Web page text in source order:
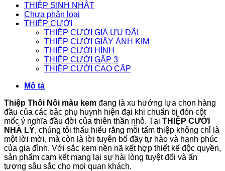
THIỆP SINH NHẬT
Chưa phân loại
THIỆP CƯỚI
THIỆP CƯỚI GIÁ ƯU ĐÃI
THIỆP CƯỚI GIẤY ÁNH KIM
THIỆP CƯỚI HÌNH
THIỆP CƯỚI GẤP 3
THIỆP CƯỚI CAO CẤP
Mô tả
Thiệp Thôi Nôi màu kem đang là xu hướng lựa chọn hàng
đầu của các bậc phụ huynh hiện đại khi chuẩn bị đón cột
mốc ý nghĩa đầu đời của thiên thần nhỏ. Tại THIỆP CƯỚI
NHÀ LỲ, chúng tôi thấu hiểu rằng mỗi tấm thiệp không chỉ là
một lời mời, mà còn là lời tuyên bố đầy tự hào và hạnh phúc
của gia đình. Với sắc kem nền nã kết hợp thiết kế độc quyền,
sản phẩm cam kết mang lại sự hài lòng tuyệt đối và ấn
tượng sâu sắc cho mọi quan khách.